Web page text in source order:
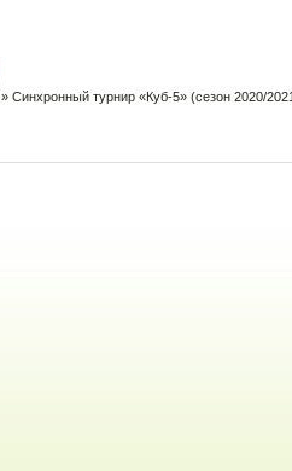
»Синхронный турнир «Куб-5» (сезон 2020/